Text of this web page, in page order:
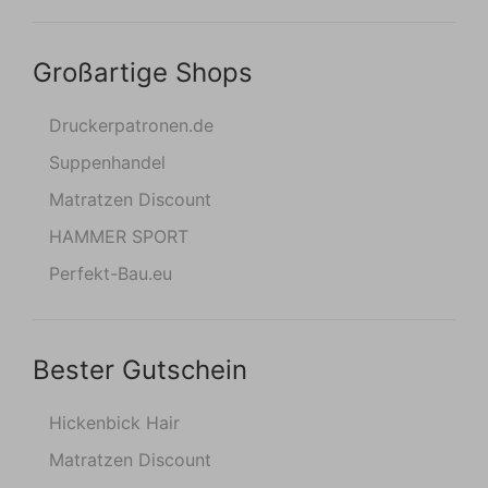
Großartige Shops
Druckerpatronen.de
Suppenhandel
Matratzen Discount
HAMMER SPORT
Perfekt-Bau.eu
Bester Gutschein
Hickenbick Hair
Matratzen Discount